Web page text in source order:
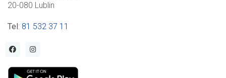
20-080 Lublin
Tel: 81 532 37 11